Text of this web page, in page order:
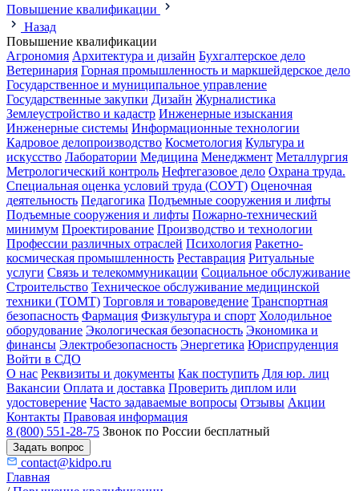
Повышение квалификации
Назад
Повышение квалификации
Агрономия Архитектура и дизайн Бухгалтерское дело
Ветеринария Горная промышленность и маркшейдерское дело
Государственное и муниципальное управление
Государственные закупки Дизайн Журналистика
Землеустройство и кадастр Инженерные изыскания
Инженерные системы Информационные технологии
Кадровое делопроизводство Косметология Культура и
искусство Лаборатории Медицина Менеджмент Металлургия
Метрологический контроль Нефтегазовое дело Охрана труда.
Специальная оценка условий труда (СОУТ) Оценочная
деятельность Педагогика Подъемные сооружения и лифты
Подъемные сооружения и лифты Пожарно-технический
минимум Проектирование Производство и технологии
Профессии различных отраслей Психология Ракетно-
космическая промышленность Реставрация Ритуальные
услуги Связь и телекоммуникации Социальное обслуживание
Строительство Техническое обслуживание медицинской
техники (ТОМТ) Торговля и товароведение Транспортная
безопасность Фармация Физкультура и спорт Холодильное
оборудование Экологическая безопасность Экономика и
финансы Электробезопасность Энергетика Юриспруденция
Войти в СДО
О нас Реквизиты и документы Как поступить Для юр. лиц
Вакансии Оплата и доставка Проверить диплом или
удостоверение Часто задаваемые вопросы Отзывы Акции
Контакты Правовая информация
8 (800) 551-28-75 Звонок по России бесплатный
Задать вопрос
contact@kidpo.ru
Главная